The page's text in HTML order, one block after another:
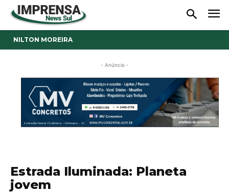
NILTON MOREIRA
- Anúncio -
Estrada Iluminada: Planeta
jovem